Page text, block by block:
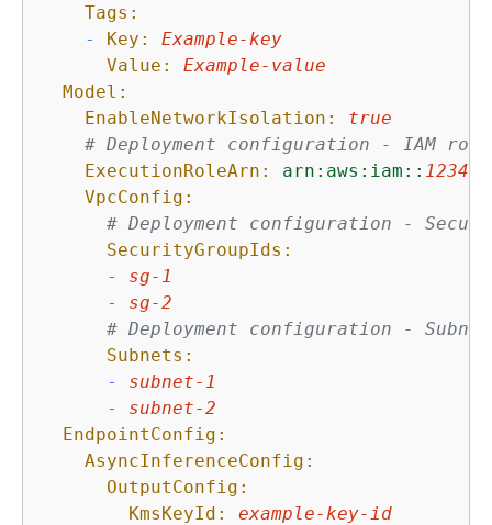
Tags:
-
Key:
Example-key
Value:
Example-value
Model:
EnableNetworkIsolation:
true
# Deployment configuration - IAM role
ExecutionRoleArn:
arn:aws:iam::
VpcConfig:
# Deployment configuration -
SecurityGroupIds:
-
sg-1
-
sg-2
# Deployment configuration -
Subnets:
-
subnet-1
-
subnet-2
EndpointConfig:
AsyncInferenceConfig:
OutputConfig:
KmsKeyId:
example-key-id